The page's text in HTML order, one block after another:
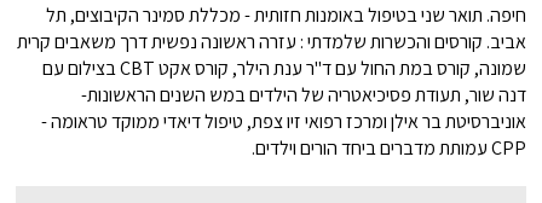
חיפה. תואר שני בטיפול באומנות חזותית - מכללת סמינר הקיבוצים, תל
אביב. קורסים והכשרות שלמדתי : עזרה ראשונה נפשית דרך משאבים קרית
שמונה, קורס במת החול עם ד"ר ענת הילר, קורס אקט CBT בצילום עם
דנה שור, תעודת פסיכיאטריה של הילדים במש השנים הראשונות-
אוניברסיטת בר אילן ומרכז רפואי זיו צפת, טיפול דיאדי ממוקד טראומה -
CPP עמותת מדברים ביחד הורים וילדים.